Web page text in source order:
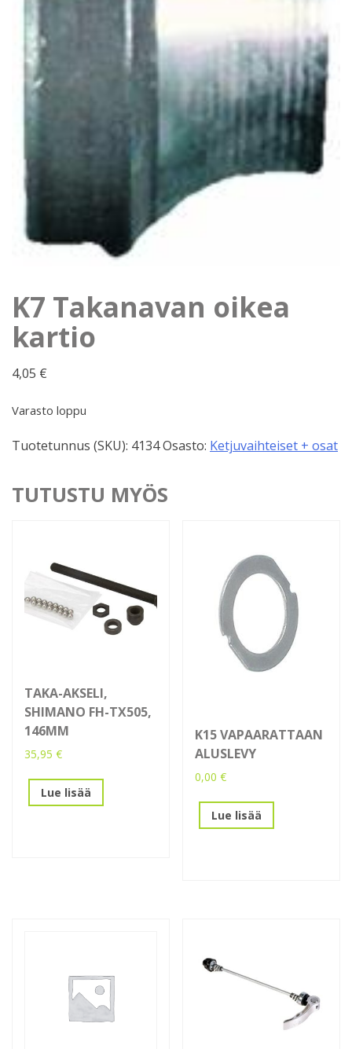
K7 Takanavan oikea
kartio
4,05 €
Varasto loppu
Tuotetunnus (SKU): 4134Osasto: Ketjuvaihteiset + osat
TUTUSTU MYÖS
TAKA-AKSELI,
SHIMANO FH-TX505,
146MM
35,95 €
Lue lisää
K15 VAPAARATTAAN
ALUSLEVY
0,00€
Lue lisää